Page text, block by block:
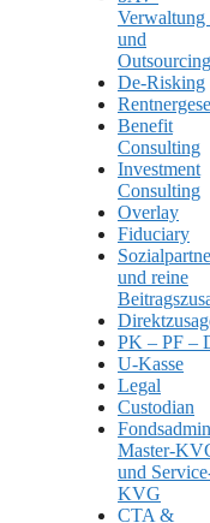
und
Outsourcing
De-Risking
Benefit
Consulting
Investment
Consulting
Overlay
Fiduciary
und reine
PK – PF –
U-Kasse
Legal
Custodian
Master-
und
KVG
CTA &